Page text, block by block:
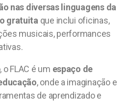
nas diversas linguagens da
gratuita que inclui oficinas,
musicais, performances
FLAC é um espaço de
, onde a imaginação e
de aprendizado e